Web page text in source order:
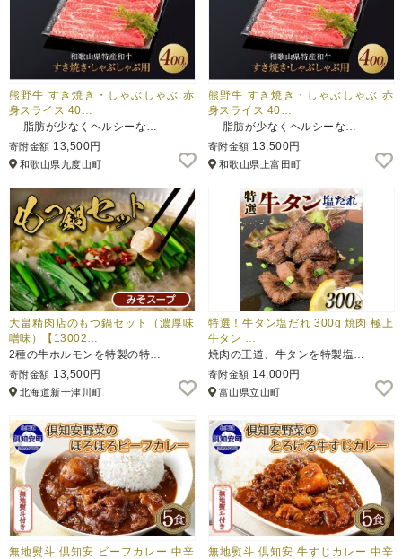
熊野牛 すき焼き・しゃぶしゃぶ 赤
身スライス 40…
脂肪が少なくヘルシーな…
寄附金額 13,500円
和歌山県九度山町
熊野牛 すき焼き・しゃぶしゃぶ 赤
身スライス 40…
脂肪が少なくヘルシーな…
寄附金額 13,500円
和歌山県上富田町
大畠精肉店のもつ鍋セット（濃厚味
噌味）【13002…
2種の牛ホルモンを特製の特…
寄附金額 13,500円
北海道新十津川町
特選！牛タン塩だれ 300g 焼肉 極上
牛タン …
焼肉の王道、牛タンを特製塩…
寄附金額 14,000円
富山県立山町
無地熨斗 倶知安 ビーフカレー 中辛
無地熨斗 倶知安 牛すじカレー 中辛